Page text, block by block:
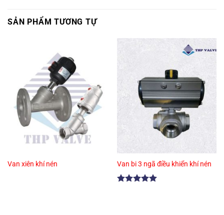
SẢN PHẨM TƯƠNG TỰ
Van xiên khí nén Van bi 3 ngã điều khiển khí nén